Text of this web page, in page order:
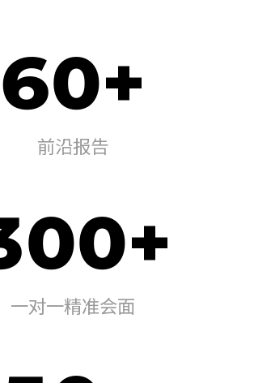
60+
前沿报告
一对一精准会面